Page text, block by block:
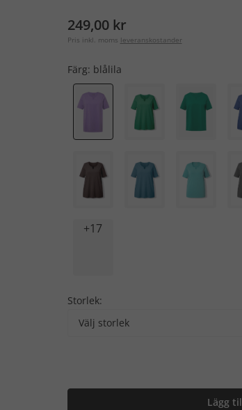
249,00 kr
Pris inkl. moms leveranskostander
Färg: blålila
+17
Storlek:
Välj storlek
Lägg